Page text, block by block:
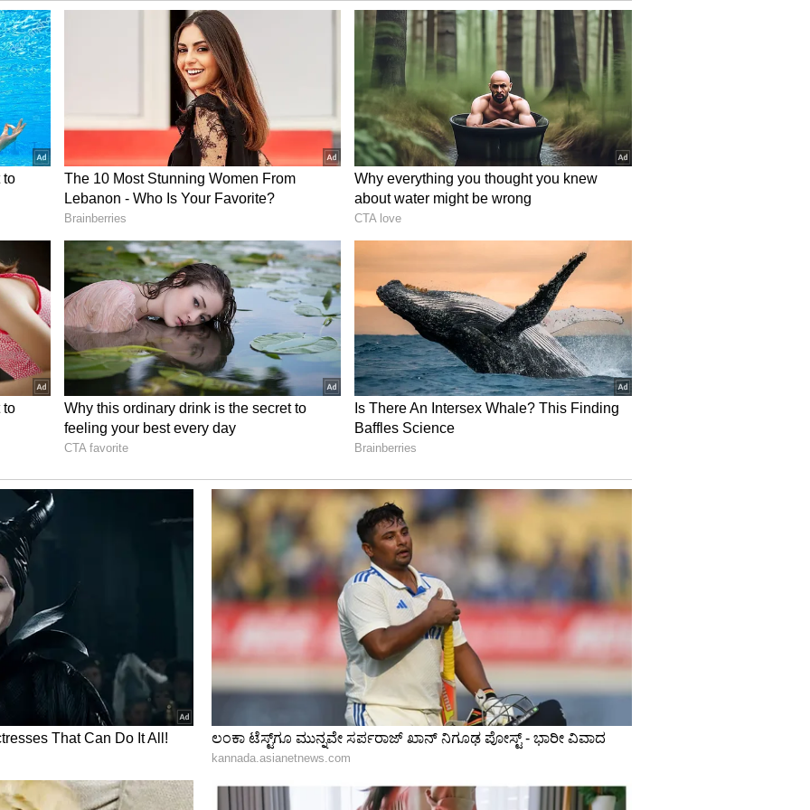
ದೊಡ್ಡ ಸಂಖ್ಯೆ ನೆಟ್ಟಿಗರು ಇದ್ದಾರೆ. ಇಂಥ
ವಿಡಿಯೋ ಹಾಕ್ತಾರೆ ಎಂದು ಕಾದು ಕುಳಿತುಕೊಳ್ಳುತ್ತಾರೆ.
ಇರದ ಎಲ್ಲಾ ಭಾಷೆಗಳ ಪದ ಪ್ರಯೋಗ ಮಾಡಿ ತಮ್ಮ ತೀಟೆಯನ್ನು
ಕೆಲವು ಸೆಲೆಬ್ರಿಟಿಯರಿಗೆ ಅದರಲ್ಲಿಯೂ ಹೆಚ್ಚಾಗಿ ನಟಿಯರಿಗೆ